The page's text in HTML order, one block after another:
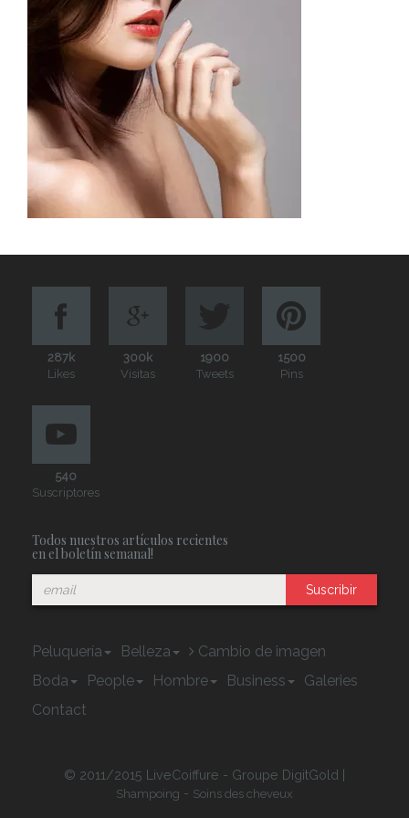
287k
Likes
300k
Visitas
1900
Tweets
1500
Pins
540
Suscriptores
Todos nuestros artículos recientes
en el boletín semanal!
Suscribir
Peluquería Belleza
Cambio de imagen
Boda
People Hombre Business
Galeries
Contact
© 2011/2015 LiveCoiffure - Groupe DigitGold |
Shampoing - Soins des cheveux